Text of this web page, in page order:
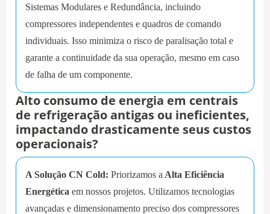
Sistemas Modulares e Redundância, incluindo
compressores independentes e quadros de comando
individuais. Isso minimiza o risco de paralisação total e
garante a continuidade da sua operação, mesmo em caso
de falha de um componente.
Alto consumo de energia em centrais
de refrigeração antigas ou ineficientes,
impactando drasticamente seus custos
operacionais?
A Solução CN Cold: Priorizamos a Alta Eficiência
Energética em nossos projetos. Utilizamos tecnologias
avançadas e dimensionamento preciso dos compressores